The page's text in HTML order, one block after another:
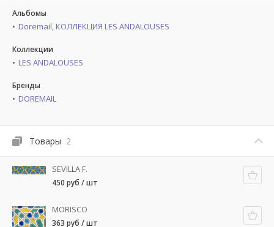
Альбомы
Doremail, КОЛЛЕКЦИЯ LES ANDALOUSES
Коллекции
LES ANDALOUSES
Бренды
DOREMAIL
Товары 2
SEVILLA F.
450 руб / шт
MORISCO
363 руб / шт